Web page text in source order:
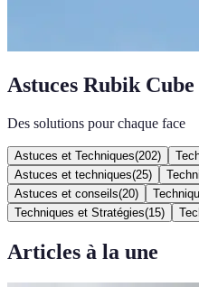
Astuces Rubik Cube
Des solutions pour chaque face
Astuces et Techniques(202)
Astuces et techniques(25)
Astuces et conseils(20)
Techniques et Stratégies(15)
Articles à la une